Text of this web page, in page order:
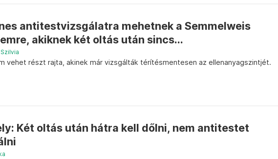
antitestvizsgálatra mehetnek a Semmelweis
akiknek két oltás után sincs...
vehet részt rajta, akinek már vizsgálták térítésmentesen az ellenanyagszintjét.
Két oltás után hátra kell dőlni, nem antitestet